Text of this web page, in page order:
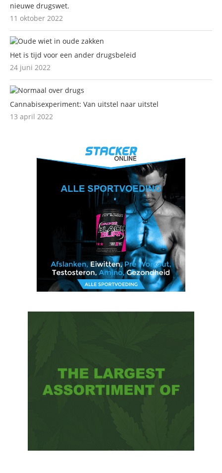
nieuwe drugswet.
11 oktober 2022
Het is tijd voor een ander drugsbeleid
24 juni 2022
Cannabisexperiment: Van uitstel naar uitstel
13 april 2022